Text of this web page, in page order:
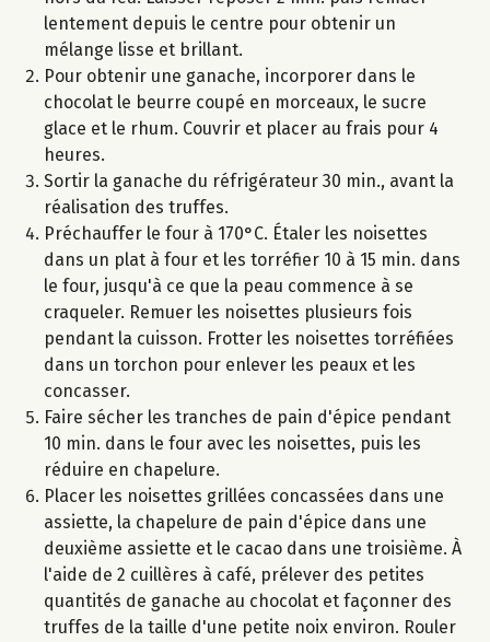
lentement depuis le centre pour obtenir un
mélange lisse et brillant.
Pour obtenir une ganache, incorporer dans le
chocolat le beurre coupé en morceaux, le sucre
glace et le rhum. Couvrir et placer au frais pour 4
heures.
Sortir la ganache du réfrigérateur 30 min., avant la
réalisation des truffes.
Préchauffer le four à 170°C. Étaler les noisettes
dans un plat à four et les torréfier 10 à 15 min. dans
le four, jusqu'à ce que la peau commence à se
craqueler. Remuer les noisettes plusieurs fois
pendant la cuisson. Frotter les noisettes torréfiées
dans un torchon pour enlever les peaux et les
concasser.
Faire sécher les tranches de pain d'épice pendant
10 min. dans le four avec les noisettes, puis les
réduire en chapelure.
Placer les noisettes grillées concassées dans une
assiette, la chapelure de pain d'épice dans une
deuxième assiette et le cacao dans une troisième. À
l'aide de 2 cuillères à café, prélever des petites
quantités de ganache au chocolat et façonner des
truffes de la taille d'une petite noix environ. Rouler